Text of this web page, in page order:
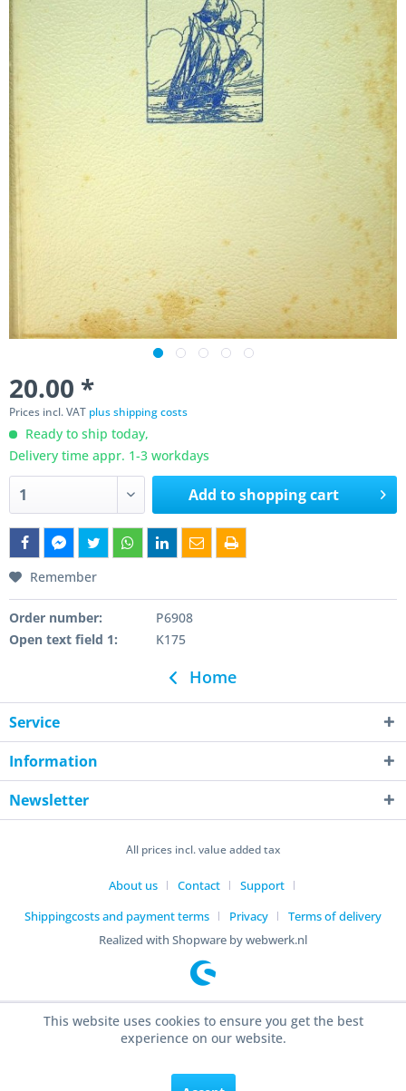
20.00 *
Prices incl. VAT plus shipping costs
Ready to ship today,
Delivery time appr. 1-3 workdays
Add toshopping cart
Remember
Order number:
P6908
Open text field 1:
K175
Home
Service
Information
Newsletter
All prices incl. value added tax
About us Contact
Support
Shippingcosts and payment terms
Privacy
Terms of delivery
Realized with Shopware by webwerk.nl
This website uses cookies to ensure you get the best
experience on our website.